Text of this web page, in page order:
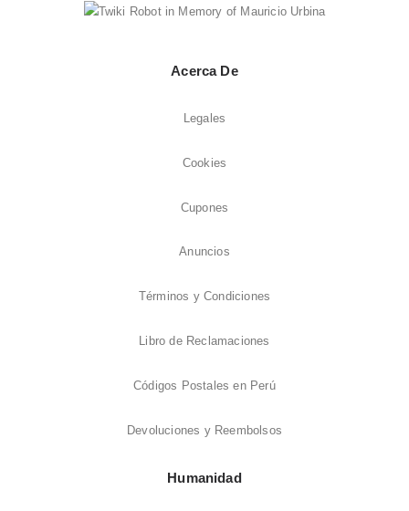
Acerca De
Legales
Cookies
Cupones
Anuncios
Términos y Condiciones
Libro de Reclamaciones
Códigos Postales en Perú
Devoluciones y Reembolsos
Humanidad